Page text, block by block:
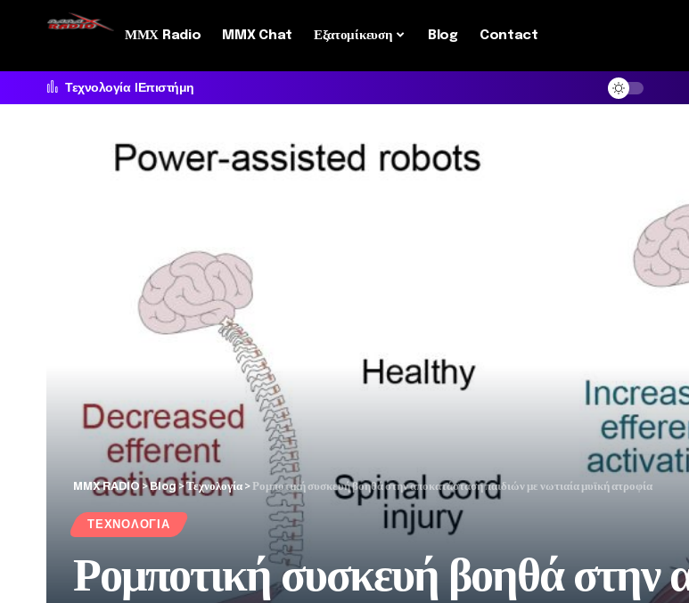
ΜΜΧ Radio MMX Chat Εξατομίκευση Blog Contact
Τεχνολογία Επιστήμη
MMX RADIO >Blog >Τεχνολογία >Ρομποτική συσκευή βοηθά στην αποκατάσταση παιδιών με νωτιαία μυϊκή ατροφία
ΤΕΧΝΟΛΟΓΊΑ
Ρομποτική συσκευή βοηθά στην